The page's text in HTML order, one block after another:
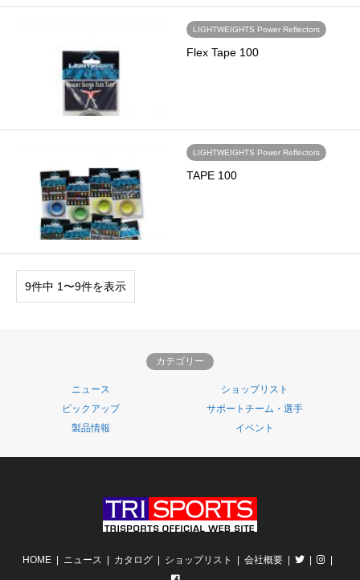
LIGHTWEIGHTS Power Reflectors
Flex Tape 100
LIGHTWEIGHTS Power Reflectors
TAPE 100
9件中 1〜9件を表示
カテゴリー
ニュース
ショップリスト
ピックアップ
サポートチーム・選手
製品情報
イベント
HOME ニュース カタログ ショップリスト 会社概要